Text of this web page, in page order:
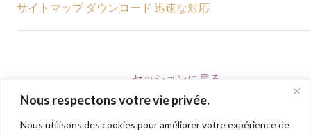
Nous respectons votre vie privée.
Nous utilisons des cookies pour améliorer votre expérience de
サイトマップ ダウンロード 迅速な対応
セッションに戻る